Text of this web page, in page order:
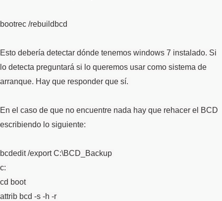
bootrec /rebuildbcd
Esto debería detectar dónde tenemos windows 7 instalado. Si
lo detecta preguntará si lo queremos usar como sistema de
arranque. Hay que responder que sí.
En el caso de que no encuentre nada hay que rehacer el BCD
escribiendo lo siguiente:
bcdedit /export C:\BCD_Backup
c:
cd boot
attrib bcd -s -h -r